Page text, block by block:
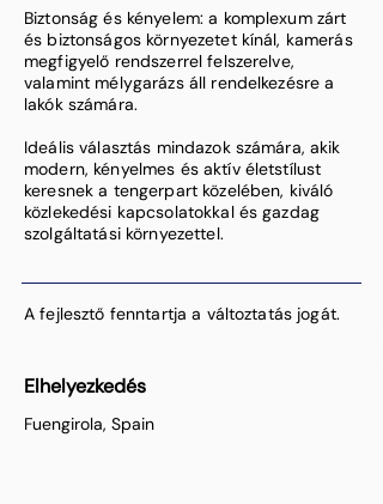
Biztonság és kényelem: a komplexum zárt
és biztonságos környezetet kínál, kamerás
megfigyelő rendszerrel felszerelve,
valamint mélygarázs áll rendelkezésre a
lakók számára. ​
Ideális választás mindazok számára, akik
modern, kényelmes és aktív életstílust
keresnek a tengerpart közelében, kiváló
közlekedési kapcsolatokkal és gazdag
szolgáltatási környezettel.
A fejlesztő fenntartja a változtatás jogát.
Elhelyezkedés
Fuengirola, Spain